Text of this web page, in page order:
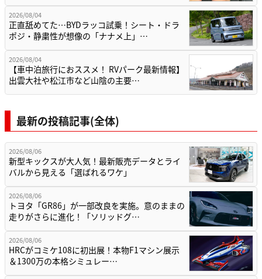
2026/08/04
正直舐めてた…BYDラッコ試乗！シート・ドラ
ポジ・静粛性が想像の「ナナメ上」…
2026/08/04
【車中泊旅行におススメ！ RVパーク最新情報】
出雲大社や松江市など山陰の主要…
最新の投稿記事(全体)
2026/08/06
新型キックスが大人気！最新販売データとライ
バルから見える「選ばれるワケ」
2026/08/06
トヨタ「GR86」が一部改良を実施。意のままの
走りがさらに進化！「ソリッドグ…
2026/08/06
HRCがコミケ108に初出展！本物F1マシン展示
＆1300万の本格シミュレー…